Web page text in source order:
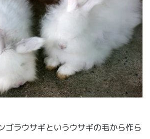
ゴラウサギというウサギの毛から作ら